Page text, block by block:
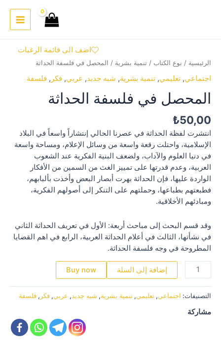
Main
الرئيسية / نوع الكتاب / تنمية بشرية / المحصل في فلسفة الحداثة
اجتماعي, تعليمي, تنمية بشرية, شبه جديد, عربي, فكر , فلسفة
المحصل في فلسفة الحداثة
₺50,00
انتشرت لفظة الحداثة في عصرنا الحالي إنتشاراً واسعاً في البلاد
الإسلامية، واحتلت رقعة واسعة من وسائل الإعلام، ومساحة واسعة
في دنيا العلوم والآداب، ولضعف البنية الفكرية عند الشعوب
العربية، وعدم قدرتها على تمييز الغث من السمين من الأفكار
الواردة عليها، فإن الحداثة بهرت أبصار البعض وأخذت بألبابهم،
فطبعتهم بطباعها، وحملتهم على التنكر إلى أصولهم الفكرية،
ومبادئهم الأخلاقية.
وقد قسم البحث إلى مباحث أربعة: الأول في تعريف الحداثة الثاني
في نشأتها، الثالث في أعلام الحداثة العربية، الرابع في اهم القضايا
المطروحة في وجه فلسفة الحداثة.
كمية
المحصل
في
فلسفة
الحداثة
إضافة إلى السلة Buy now
التصنيفات: اجتماعي, تعليمي, تنمية بشرية, شبه جديد, عربي, فكر , فلسفة
اضف الى قائمة الرغبات
مشاركة